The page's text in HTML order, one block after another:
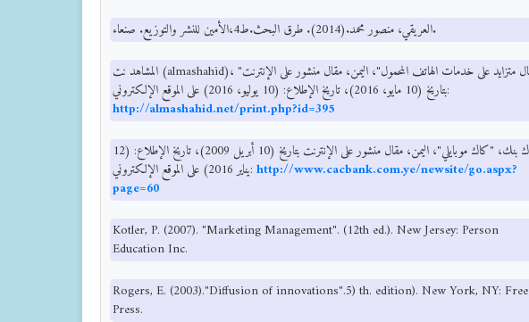
العريقي، منصور محمد.(2014). طرق البحث.ط4،الأمين للنشر والتوزيع. صنعاء.
المشاهد نت (almashahid)، "إقبال متزايد على خدمات الهاتف المحمول"، اليمن، مقال منشور على الإنترنت
بتاريخ (10 مايو، 2016)، تاريخ الإطلاع: (10 يوليو، 2016) على الموقع الإلكتروني:
http://almashahid.net/print.php?id=395
كاك بنك، "كاك موبايلي"، اليمن، مقال منشور على الإنترنت بتاريخ (10 أبريل 2009)، تاريخ الإطلاع: (12
يناير 2016) على الموقع الإلكتروني: http://www.cacbank.com.ye/newsite/go.aspx?
page=60
Kotler, P. (2007). "Marketing Management". (12th ed.). New Jersey: Person
Education Inc.
Rogers, E. (2003)."Diffusion of innovations".5) th. edition). New York, NY: Free
Press.